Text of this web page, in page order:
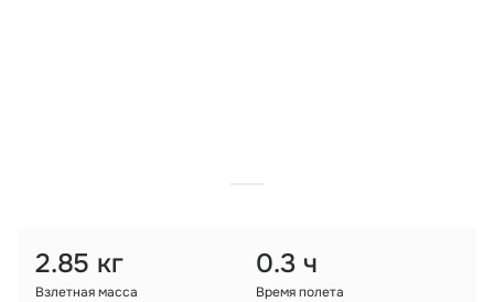
2.85 кг
Взлетная масса
0.3 ч
Время полета